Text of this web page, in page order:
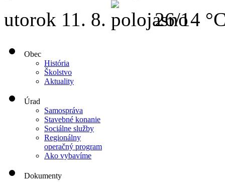
utorok 11. 8. 26/14
Obec
História
Školstvo
Aktuality
Úrad
Samospráva
Stavebné konanie
Sociálne služby
Regionálny
operačný program
Ako vybavíme
Dokumenty